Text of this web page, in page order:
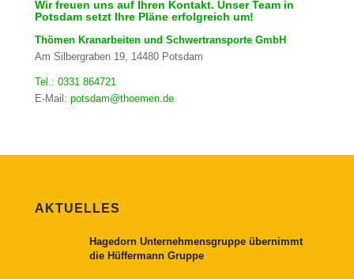
Wir freuen uns auf Ihren Kontakt. Unser Team in
Potsdam setzt Ihre Pläne erfolgreich um!
Thömen Kranarbeiten und Schwertransporte GmbH
Am Silbergraben 19, 14480 Potsdam
Tel.: 0331 864721
E-Mail: potsdam@thoemen.de
AKTUELLES
Hagedorn Unternehmensgruppe übernimmt
die Hüffermann Gruppe